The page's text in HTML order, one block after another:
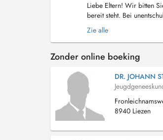
Liebe Eltern! Wir bitten
bereit steht. Bei
von 78 Euro in Rechnung
Zie alle
Zonder online boeking
DR. JOHANN
8940 Liezen